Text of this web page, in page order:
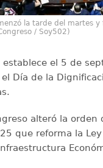
la tarde del martes
/ Soy502)
establece el 5 de
Día de la
alteró la orden
que reforma la